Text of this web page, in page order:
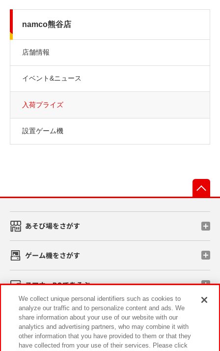
namco熊谷店
店舗情報
イベント&ニュース
入荷プライズ
設置ゲーム機
あそび場をさがす
ゲーム機をさがす
スマホ・PCであそぶ
イベント・キャンペーン
We collect unique personal identifiers such as cookies to
analyze our traffic and to personalize content and ads. We
share information about your use of our website with our
analytics and advertising partners, who may combine it with
other information that you have provided to them or that they
have collected from your use of their services. Please click